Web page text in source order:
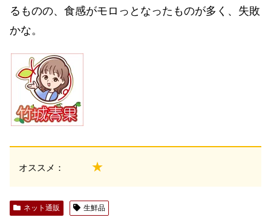
るものの、食感がモロっとなったものが多く、失敗
かな。
オススメ： ★
ネット通販 生鮮品